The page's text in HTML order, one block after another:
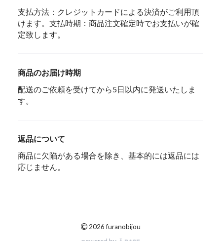
支払方法：クレジットカードによる決済がご利用頂
けます。支払時期：商品注文確定時でお支払いが確
定致します。
商品のお届け時期
配送のご依頼を受けてから5日以内に発送いたしま
す。
返品について
商品に欠陥がある場合を除き、基本的には返品には
応じません。
©2026 furanobijou